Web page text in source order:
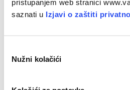
pristupanjem web stranici
saznati u Izjavi o zaštiti
Nužni kolačići
uzroci se grupiraju u nekoliko